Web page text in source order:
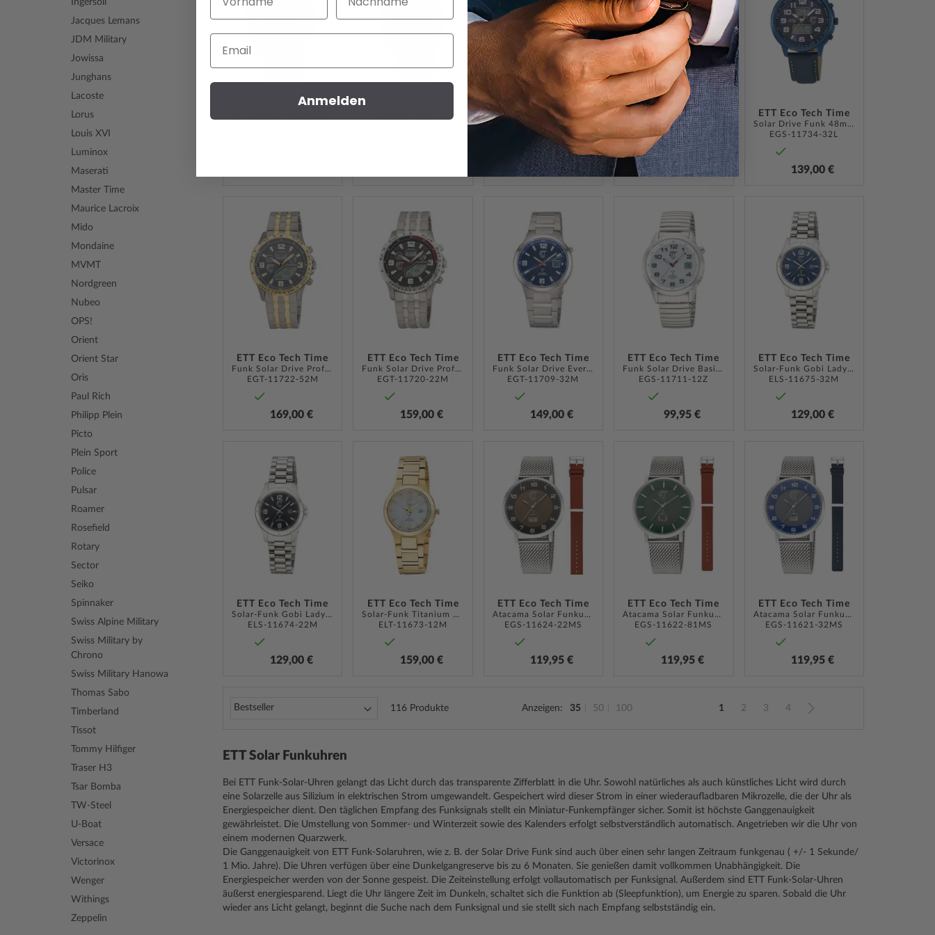
HINZUFÜGEN HINZUFÜGEN
ETT Eco Tech Time
EGS-11335-62M
99,95 €
HINZUFÜGEN
ETT Eco Tech Time
Solar Drive Funk 48mm 10ATM
EGS-11733-32M
139,00 €
HINZUFÜGEN
ETT Eco Tech Time
Solar Drive Funk 48mm 10ATM
EGS-11734-32L
139,00 €
ETT Eco Tech Time
Funk Solar Drive Professional Chronograph Titan 45mm 10ATM
EGT-11722-52M
169,00 €
WUNSCHLISTE
HINZUFÜGEN
ETT Eco Tech Time
Funk Solar Drive Professional Chronograph Titan 45mm 10ATM
EGT-11720-22M
159,00 €
HINZUFÜGEN
ETT Eco Tech Time
Funk Solar Drive Everest Gents Titan 41mm 5ATM
EGT-11709-32M
149,00 €
ETT Eco Tech Time
Funk Solar Drive Basic 41mm 5ATM
EGS-11711-12Z
99,95 €
ETT Eco Tech Time
Solar-Funk Gobi Lady 32mm 5ATM
ELS-11675-32M
129,00 €
ETT Eco Tech Time
Solar-Funk Gobi Lady 32mm 5ATM
ELS-11674-22M
129,00 €
HINZUFÜGEN
ETT Eco Tech Time
Solar-Funk Titanium Everest Lady 32mm 5ATM
ELT-11673-12M
159,00 €
WUNSCHLISTE
HINZUFÜGEN
ETT Eco Tech Time
Atacama Solar Funkuhr 40mm 5ATM
EGS-11624-22MS
119,95 €
ZUR
WUNSCHLISTE
HINZUFÜGEN
ETT Eco Tech Time
Atacama Solar Funkuhr 40mm 5ATM
EGS-11622-81MS
119,95 €
ZUR
WUNSCHLISTE
HINZUFÜGEN
ETT Eco Tech Time
Atacama Solar Funkuhr 40mm 5ATM
EGS-11621-32MS
119,95 €
ZUR
HINZUFÜGEN
116Produkte Anzeigen 35 50 100
Seite
Sie lesen gerade Seite
1
Seite
2
Seite
3
Seite
4
Seite
Weiter
ETT Solar Funkuhren
Bei ETT Funk-Solar-Uhren gelangt das Licht durch das transparente Zifferblatt in die Uhr. Sowohl natürliches als auch künstliches Licht wird durch
eine Solarzelle aus Silizium in elektrischen Strom umgewandelt. Gespeichert wird dieser Strom in einer wiederaufladbaren Mikrozelle, die der Uhr als
Energiespeicher dient. Den täglichen Empfang des Funksignals stellt ein Miniatur-Funkempfänger sicher. Somit ist höchste Ganggenauigkeit
gewährleistet. Die Umstellung von Sommer- und Winterzeit sowie des Kalenders erfolgt selbstverständlich automatisch. Angetrieben wir die Uhr von
einem modernen Quarzwerk.
Die Ganggenauigkeit von ETT Funk-Solaruhren, wie z. B. der Solar Drive Funk sind auch über einen sehr langen Zeitraum funkgenau ( +/- 1 Sekunde/
1 Mio. Jahre). Die Uhren verfügen über eine Dunkelgangreserve bis zu 6 Monaten. Sie genießen damit vollkommen Unabhängigkeit. Die
Energiespeicher werden von der Sonne gespeist. Die Zeiteinstellung erfolgt vollautomatisch per Funksignal. Außerdem sind ETT Funk-Solar-Uhren
äußerst energiesparend. Liegt die Uhr längere Zeit im Dunkeln, schaltet sich die Funktion ab (Sleepfunktion), um Energie zu sparen. Sobald die Uhr
wieder ans Licht gelangt, beginnt die Suche nach dem Funksignal und sie stellt sich nach Empfang selbstständig ein.
Ingersoll
Jacques Lemans
JDM Military
Jowissa
Junghans
Lacoste
Lorus
Louis XVI
Luminox
Maserati
Master Time
Maurice Lacroix
Mido
Mondaine
MVMT
Nordgreen
Nubeo
OPS!
Orient
Orient Star
Oris
Paul Rich
Philipp Plein
Picto
Plein Sport
Police
Pulsar
Roamer
Rosefield
Rotary
Sector
Seiko
Spinnaker
Swiss Alpine Military
Swiss Military by
Chrono
Swiss Military Hanowa
Thomas Sabo
Timberland
Tissot
Tommy Hilfiger
Traser H3
Tsar Bomba
TW-Steel
U-Boat
Versace
Victorinox
Wenger
Withings
Zeppelin
Email
Anmelden